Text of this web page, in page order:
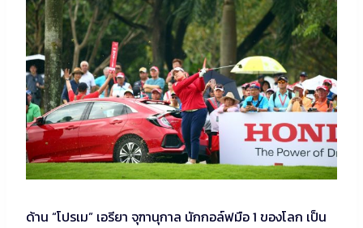
ด้าน “โปรเม” เอรียา จุฑานุกาล นักกอล์ฟมือ 1 ของโลก เป็น